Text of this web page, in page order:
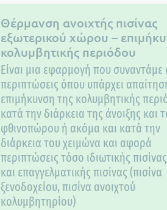
Θέρμανση ανοιχτής πισίνας
εξωτερικού χώρου –
κολυμβητικής περιόδου
Είναι μια εφαρμογή που συναντάμε
περιπτώσεις όπου υπάρχει
επιμήκυνση της κολυμβητικής
κατά την διάρκεια της άνοιξης και
φθινοπώρου ή ακόμα και κατά την
διάρκεια του χειμώνα και αφορά
περιπτώσεις τόσο ιδιωτικής
και επαγγελματικής πισίνας (πισίνα
ξενοδοχείου, πισίνα ανοιχτού
κολυμβητηρίου)